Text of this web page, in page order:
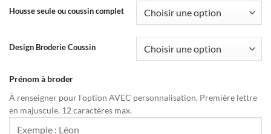
Housse seule ou coussin complet
Design Broderie Coussin
Prénom à broder
À renseigner pour l'option AVEC personnalisation. Première lettre
en majuscule. 12 caractères max.